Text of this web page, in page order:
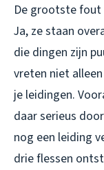
De grootste fout
Ja, ze staan
die dingen zijn
vreten niet
je leidingen.
daar serieus
nog een leiding
drie flessen